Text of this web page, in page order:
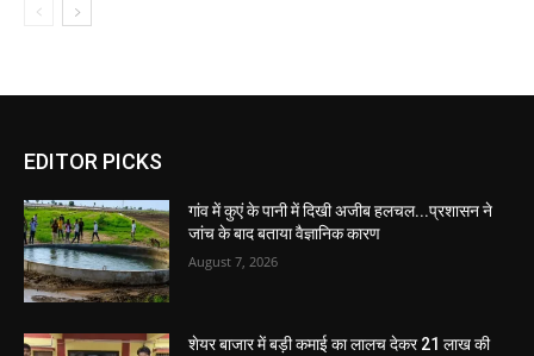
EDITOR PICKS
गांव में कुएं के पानी में दिखी अजीब हलचल...प्रशासन ने
जांच के बाद बताया वैज्ञानिक कारण
August 7, 2026
शेयर बाजार में बड़ी कमाई का लालच देकर 21 लाख की